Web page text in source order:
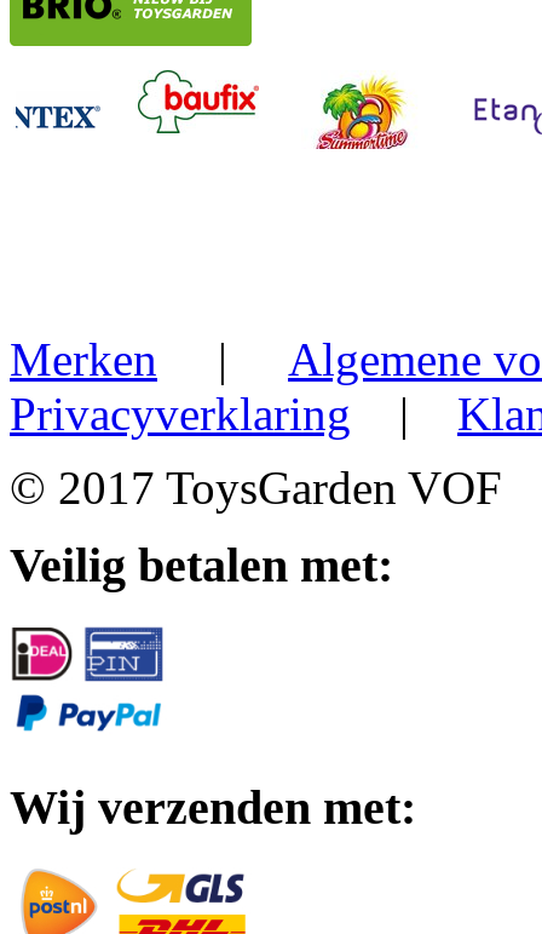
Merken | Algemene
Privacyverklaring |
© 2017 ToysGarden VOF
Veilig betalen met:
Wij verzenden met: